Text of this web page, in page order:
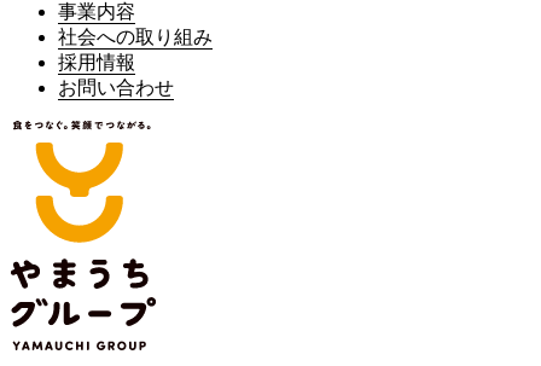
事業内容
社会への取り組み
採用情報
お問い合わせ